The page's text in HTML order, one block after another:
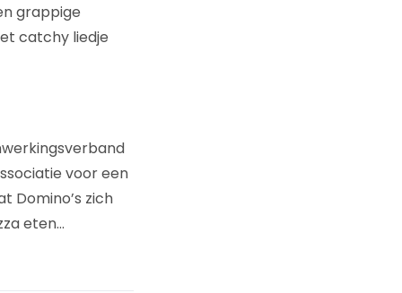
grappige
catchy liedje
voor een
Domino’s zich
eten…